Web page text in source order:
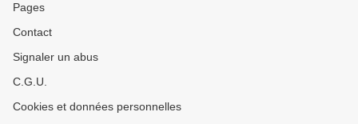
Pages
Contact
Signaler un abus
C.G.U.
Cookies et données personnelles